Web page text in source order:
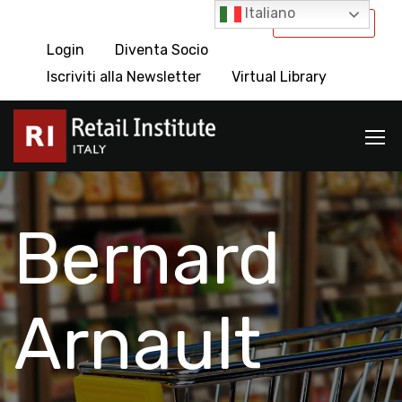
International
Login
Diventa Socio
Iscriviti alla Newsletter
Virtual Library
Bernard
Arnault
Italiano